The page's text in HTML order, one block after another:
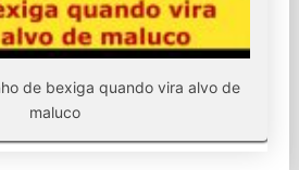
de bexiga quando vira alvo de
maluco